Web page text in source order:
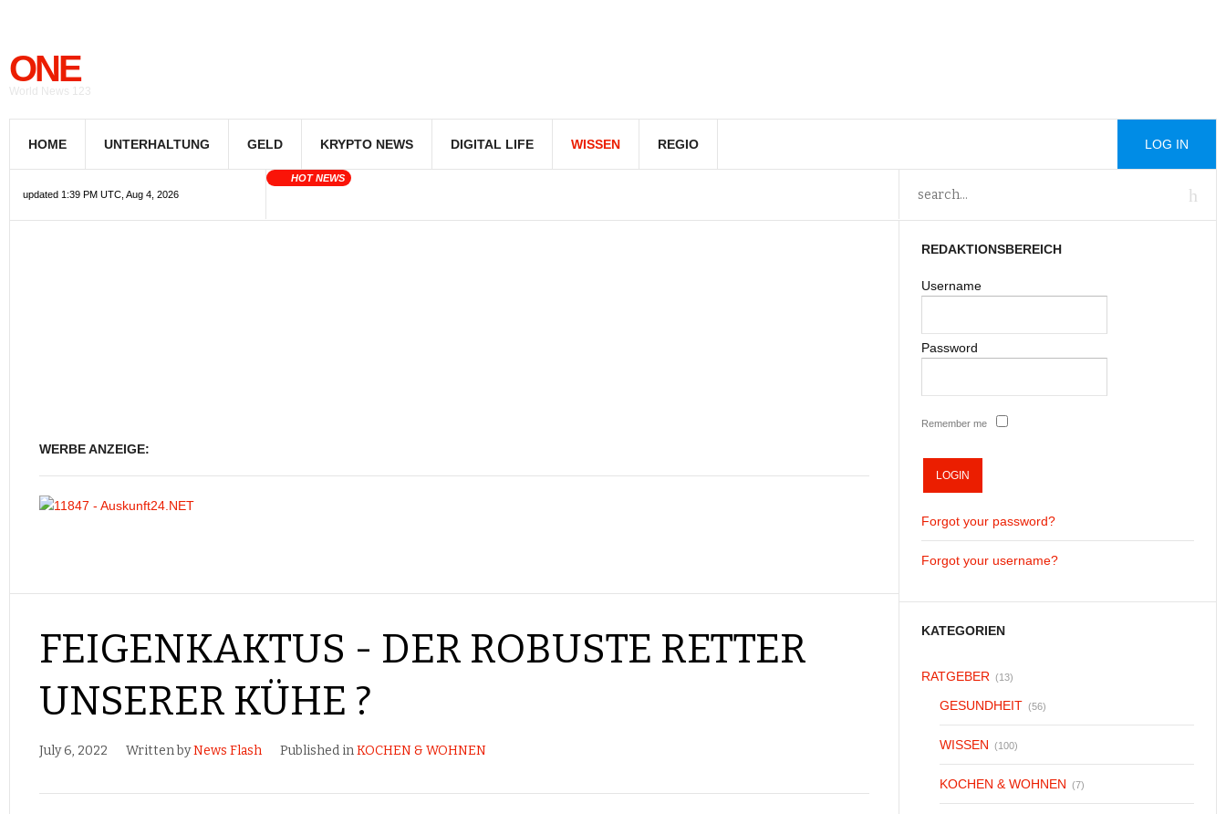
ONE
World News 123
HOME UNTERHALTUNG GELD KRYPTO NEWS DIGITAL LIFE WISSEN REGIO LOG IN
updated 1:39 PM UTC, Aug 4, 2026
HOT NEWS
WERBE ANZEIGE:
FEIGENKAKTUS - DER ROBUSTE RETTER
UNSERER KÜHE ?
July 6, 2022 Written byNews Flash Published inKOCHEN & WOHNEN
REDAKTIONSBEREICH
Username
Password
Remember me
Forgot your password?
Forgot your username?
KATEGORIEN
RATGEBER (13)
GESUNDHEIT (56)
WISSEN (100)
KOCHEN & WOHNEN (7)